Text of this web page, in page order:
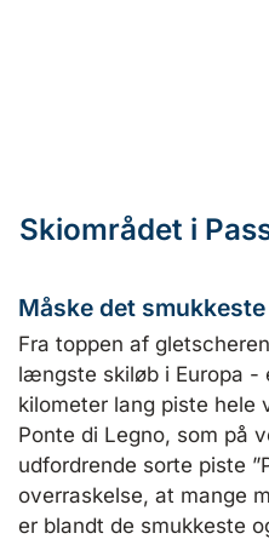
Skiområdet i
Måske det
Fra toppen af
længste skiløb i Europa -
kilometer lang piste hele
Ponte di Legno, som på
udfordrende sorte piste
overraskelse, at mange
er blandt de smukkeste